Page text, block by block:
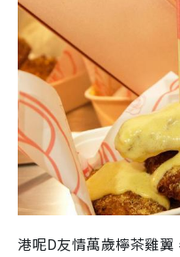
港呢D友情萬歲檸茶雞翼